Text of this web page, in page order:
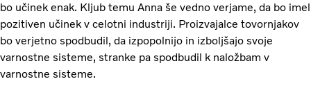
bo učinek enak. Kljub temu Anna še vedno verjame, da bo imel
pozitiven učinek v celotni industriji. Proizvajalce tovornjakov
bo verjetno spodbudil, da izpopolnijo in izboljšajo svoje
varnostne sisteme, stranke pa spodbudil k naložbam v
varnostne sisteme.